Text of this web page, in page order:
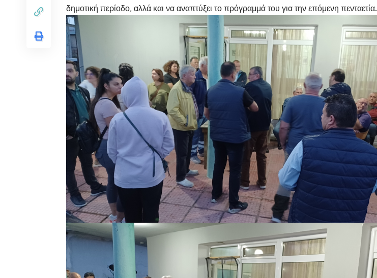
δημοτική περίοδο, αλλά και να αναπτύξει το πρόγραμμά του για την επόμενη πενταετία.